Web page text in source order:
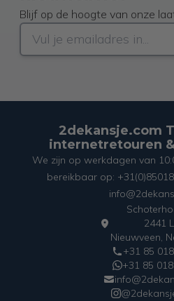
Blijf op de hoogte van onze
2dekansje.com
internetretouren
We zijn op werkdagen van
bereikbaar op:
2441
Nieuwveen,
+31 85
+31 85